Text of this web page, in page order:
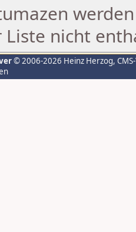
Liste nicht
© 2006-2026 Heinz Herzog,